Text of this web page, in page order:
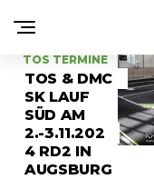
TOS TERMINE
TOS & DMC
SK LAUF
SÜD AM
2.-3.11.202
4 RD2 IN
AUGSBURG